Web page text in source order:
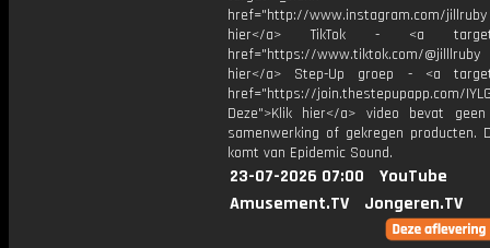
href="http://www.instagram.com/
hier</a> TikTok - <a
href="https://www.tiktok.com/
hier</a> Step-Up groep - <a
href="https://join.thestepupapp.com/
Deze">Klik hier</a> video bevat
samenwerking of gekregen producten.
komt van Epidemic Sound.
23-07-2026 07:00
YouTube
Amusement.TV
Jongeren.TV